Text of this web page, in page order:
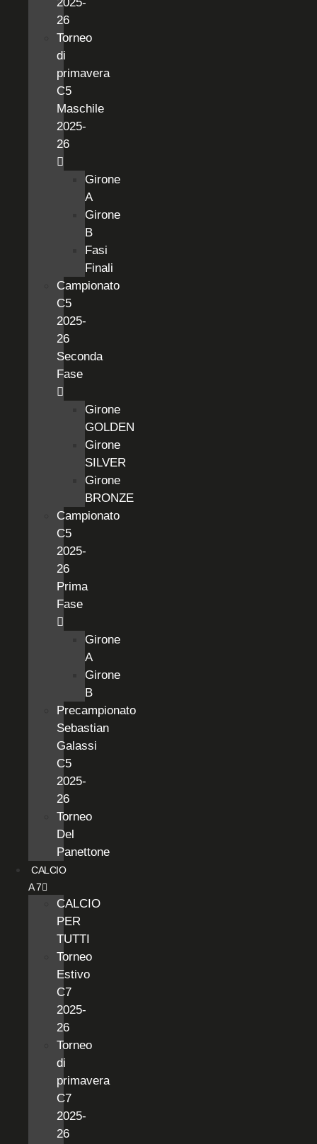
26
Torneo
di
primavera
C5
Maschile
2025-
26
Girone
A
Girone
B
Fasi
Finali
Campionato
C5
2025-
26
Seconda
Fase
Girone
GOLDEN
Girone
SILVER
Girone
BRONZE
Campionato
C5
2025-
26
Prima
Fase
Girone
A
Girone
B
Precampionato
Sebastian
Galassi
C5
2025-
26
Torneo
Del
Panettone
CALCIO
A 7
CALCIO
PER
TUTTI
Torneo
Estivo
C7
2025-
26
Torneo
di
primavera
C7
2025-
26